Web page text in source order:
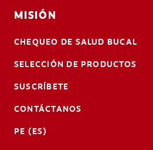
MISIÓN
CHEQUEO DE SALUD BUCAL
SELECCIÓN DE PRODUCTOS
SUSCRÍBETE
CONTÁCTANOS
PE (ES)